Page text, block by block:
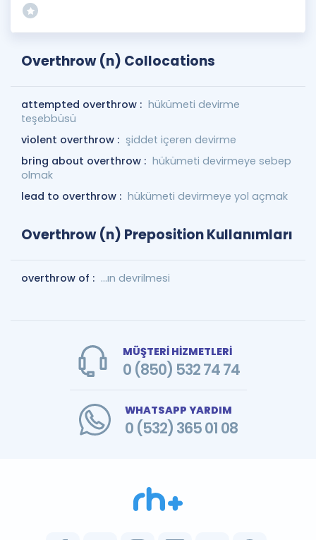
Overthrow (n) Collocations
attempted overthrow : hükümeti devirme
teşebbüsü
violent overthrow : şiddet içeren devirme
bring about overthrow : hükümeti devirmeye sebep
olmak
lead to overthrow : hükümeti devirmeye yol açmak
Overthrow (n) Preposition Kullanımları
overthrow of : ...ın devrilmesi
MÜŞTERİ HİZMETLERİ
0 (850) 532 74 74
WHATSAPP YARDIM
0 (532) 365 01 08